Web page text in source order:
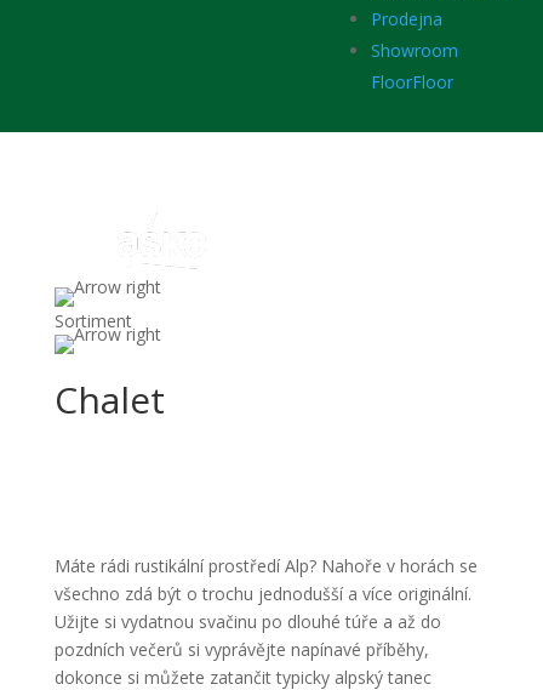
Prodejna
Showroom
FloorFloor
Sortiment
Chalet
Máte rádi rustikální prostředí Alp? Nahoře v horách se
všechno zdá být o trochu jednodušší a více originální.
Užijte si vydatnou svačinu po dlouhé túře a až do
pozdních večerů si vyprávějte napínavé příběhy,
dokonce si můžete zatančit typicky alpský tanec